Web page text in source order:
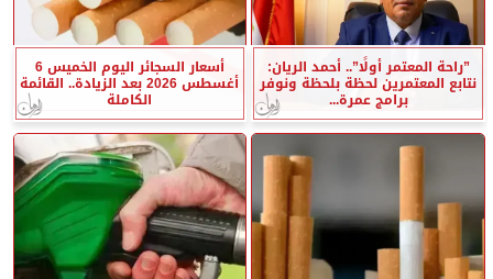
”راحة المعتمر أولًا”.. أحمد الريان:
نتابع المعتمرين لحظة بلحظة ونوفر
برامج عمرة...
أسعار السجائر اليوم الخميس 6
أغسطس 2026 بعد الزيادة.. القائمة
الكاملة